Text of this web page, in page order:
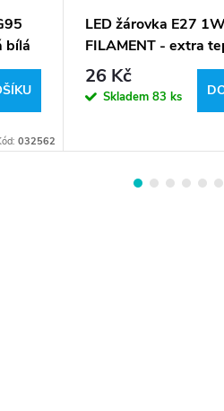
bílá
032562
LED žárovka E27
FILAMENT - extra
26 Kč
Skladem 83 ks